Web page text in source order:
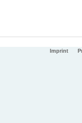
Imprint